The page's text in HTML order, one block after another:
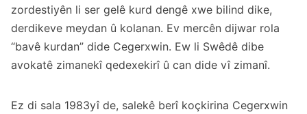
zordestiyên li ser gelê kurd dengê xwe bilind dike,
derdikeve meydan û kolanan. Ev mercên dijwar rola
“bavê kurdan” dide Cegerxwin. Ew li Swêdê dibe
avokatê zimanekî qedexekirî û can dide vî zimanî.
Ez di sala 1983yî de, salekê berî koçkirina Cegerxwin